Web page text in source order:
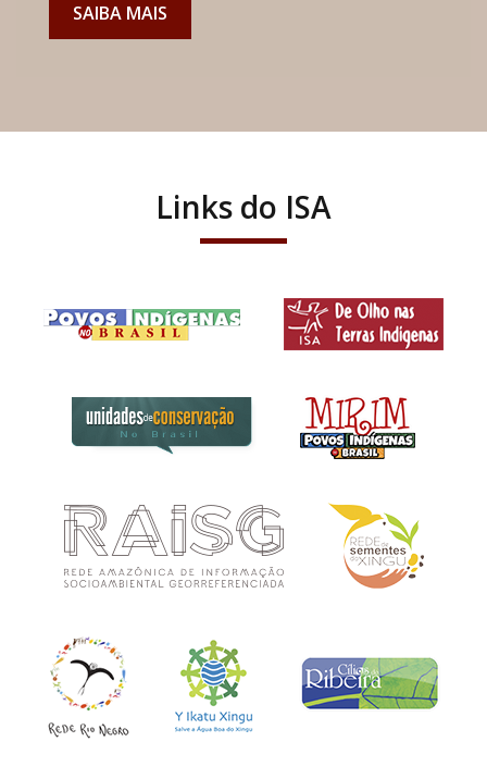
SAIBA MAIS
Links do ISA